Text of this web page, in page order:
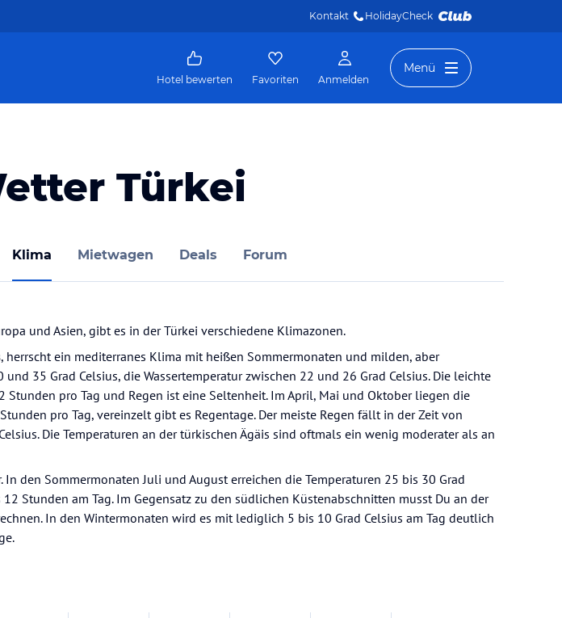
Kontakt HolidayCheck
Hotel bewerten Favoriten Anmelden
Menü
Türkei
Klima Mietwagen Deals Forum
und Asien, gibt es in der Türkei verschiedene Klimazonen.
, herrscht ein mediterranes Klima mit heißen Sommermonaten und milden, aber
35 Grad Celsius, die Wassertemperatur zwischen 22 und 26 Grad Celsius. Die leichte
pro Tag und Regen ist eine Seltenheit. Im April, Mai und Oktober liegen die
pro Tag, vereinzelt gibt es Regentage. Der meiste Regen fällt in der Zeit von
Die Temperaturen an der türkischen Ägäis sind oftmals ein wenig moderater als an
den Sommermonaten Juli und August erreichen die Temperaturen 25 bis 30 Grad
Stunden am Tag. Im Gegensatz zu den südlichen Küstenabschnitten musst Du an der
In den Wintermonaten wird es mit lediglich 5 bis 10 Grad Celsius am Tag deutlich